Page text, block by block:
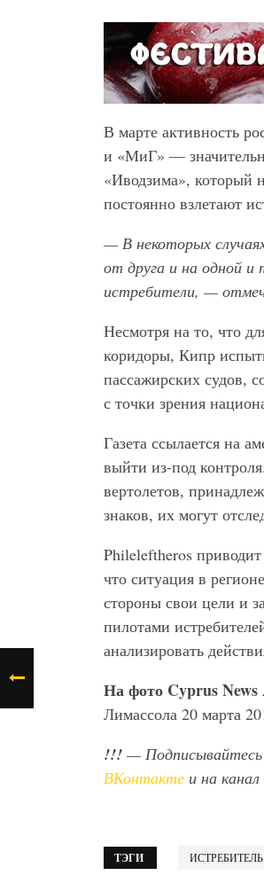
В марте активность
и «МиГ» —
«Иводзима», который
постоянно взлетают
— В некоторых
от друга и на одной и
истребители, —
Несмотря на то, что
коридоры, Кипр
пассажирских судов,
с точки зрения
Газета ссылается на
выйти из-под
вертолетов,
знаков, их могут
Phileleftheros
что ситуация в
стороны свои цели и
пилотами
анализировать
На фото CyprusNews
Лимассола 20 марта
!!! —
ВКонтакте и на канал
ТЭГИ ИСТРЕБИТЕЛЬ